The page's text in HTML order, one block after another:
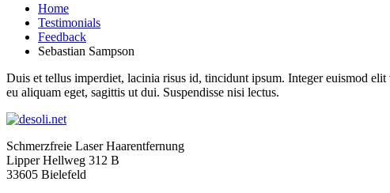
Home
Testimonials
Feedback
Sebastian Sampson
Duis et tellus imperdiet, lacinia risus id, tincidunt ipsum. Integer euismod
eu aliquam eget, sagittis ut dui. Suspendisse nisi lectus.
Schmerzfreie Laser Haarentfernung
Lipper Hellweg 312 B
33605 Bielefeld